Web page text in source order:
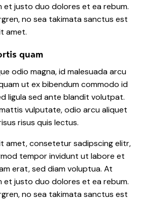
et justo duo dolores et ea rebum.
no sea takimata sanctus est
amet.
quam
odio magna, id malesuada arcu
ut ex bibendum commodo id
ligula sed ante blandit volutpat.
vulputate, odio arcu aliquet
risus quis lectus.
amet, consetetur sadipscing elitr,
tempor invidunt ut labore et
erat, sed diam voluptua. At
et justo duo dolores et ea rebum.
no sea takimata sanctus est